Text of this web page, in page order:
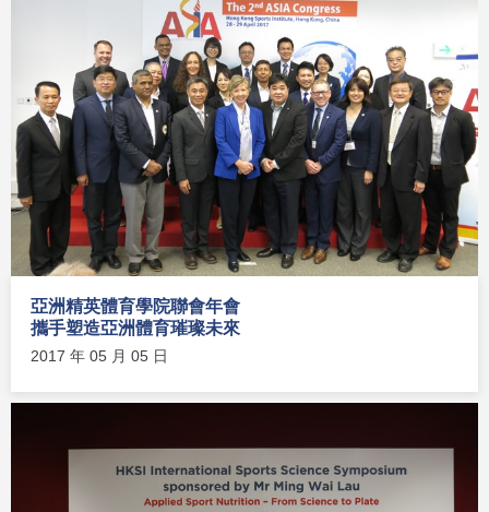
亞洲精英體育學院聯會年會
攜手塑造亞洲體育璀璨未來
2017 年 05 月 05 日